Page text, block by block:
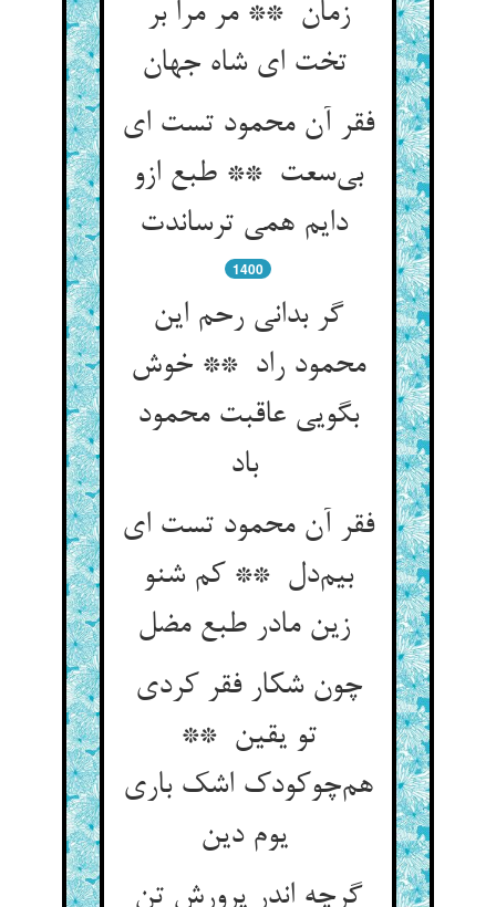
زمان ** مر مرا بر
تخت ای شاه جهان
فقر آن محمود تست ای
بی‌سعت ** طبع ازو
دایم همی ترساندت
1400
گر بدانی رحم این
محمود راد ** خوش
بگویی عاقبت محمود
باد
فقر آن محمود تست ای
بیم‌دل ** کم شنو
چون شکار فقر کردی
تو یقین **
هم‌چوکودک اشک باری
یوم دین
گرچه اندر پرورش تن